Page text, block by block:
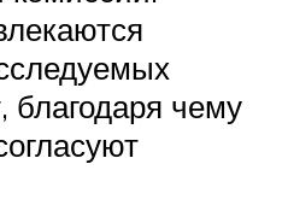
благодаря чему